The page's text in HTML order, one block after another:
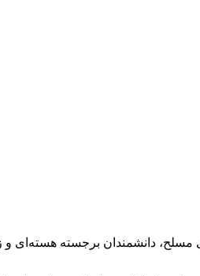
دانشمندان برجسته هسته‌ای و